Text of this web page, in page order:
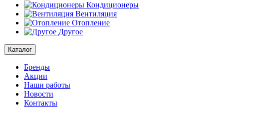
Кондиционеры
Вентиляция
Отопление
Другое
Каталог
Бренды
Акции
Наши работы
Новости
Контакты